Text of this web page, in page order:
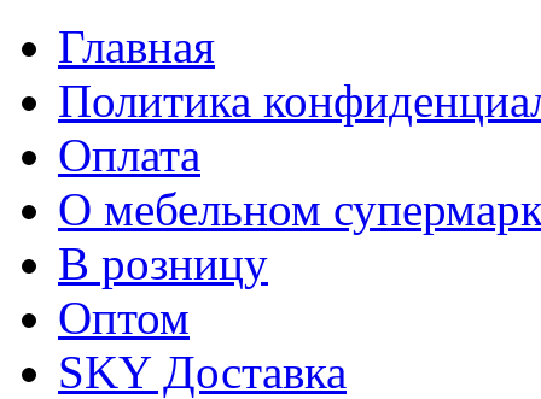
Главная
Политика
Оплата
О мебельном
В розницу
Оптом
SKY Доставка